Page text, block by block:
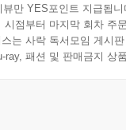
식의 실제 쓰임
우선순위
명력
만 YES포인트 지급됩니
시점부터 마지막 회차 주
는 사락 독서모임 게시
ray, 패션 및 판매금지 상